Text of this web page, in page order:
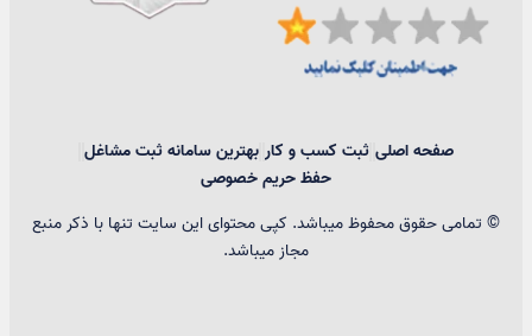
صفحه اصلی ثبت کسب و کار بهترین سامانه ثبت مشاغل
حفظ حریم خصوصی
© تمامی حقوق محفوظ میباشد. کپی محتوای این سایت تنها با ذکر منبع
مجاز میباشد.